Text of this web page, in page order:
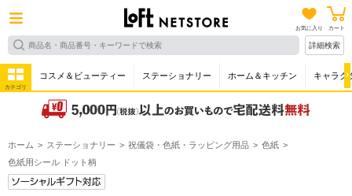
お気に入り カート
詳細検索
カテゴリ
コスメ＆ビューティー ステーショナリー ホーム＆キッチン キャラク
ホーム ステーショナリー 祝儀袋・色紙・ラッピング用品
色紙
色紙用シール ドット柄